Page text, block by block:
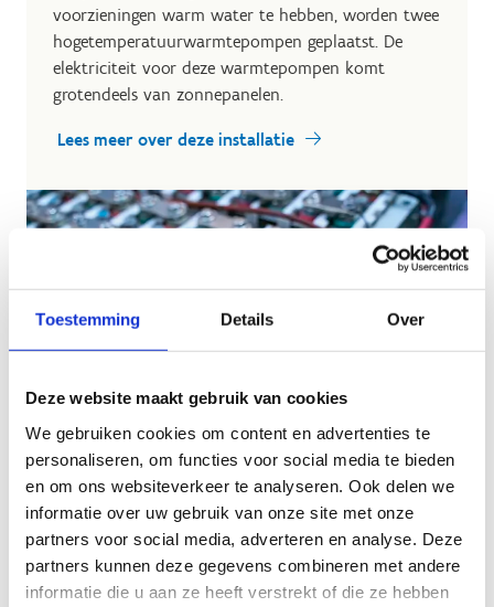
Toestemming Details Over
Deze website maakt gebruik van cookies
We gebruiken cookies om content en advertenties te
personaliseren, om functies voor social media te bieden
en om ons websiteverkeer te analyseren. Ook delen we
informatie over uw gebruik van onze site met onze
partners voor social media, adverteren en analyse. Deze
partners kunnen deze gegevens combineren met andere
informatie die u aan ze heeft verstrekt of die ze hebben
voorzieningen warm water te hebben, worden twee
hogetemperatuurwarmtepompen geplaatst. De
elektriciteit voor deze warmtepompen komt
grotendeels van zonnepanelen.
Lees meer over deze installatie